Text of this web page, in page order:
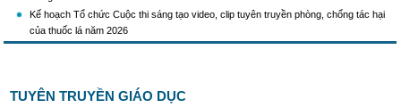
Kế hoạch Tổ chức Cuộc thi sáng tạo video, clip tuyên truyền phòng, chống tác hại
của thuốc lá năm 2026
KH Triển khai Ch/tr hành động của CĐCTVN thực hiện Chỉ thị số 58/CT-TW ngày
tình hình mới"
TUYÊN TRUYỀN GIÁO DỤC